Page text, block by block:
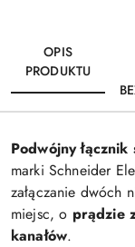
OPIS
PRODUKTU
Podwójny
marki Schneider
załączanie dwóch
miejsc, o prądzie
kanałów.